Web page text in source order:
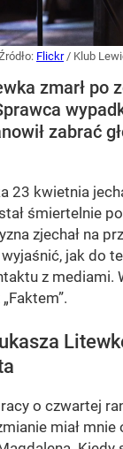
Flickr / Klub
zmarł po
zabrać
23 kwietnia
śmiertelnie
zjechał na
jak do
z mediami.
o czwartej
miał